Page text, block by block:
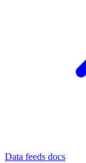
Data feeds docs